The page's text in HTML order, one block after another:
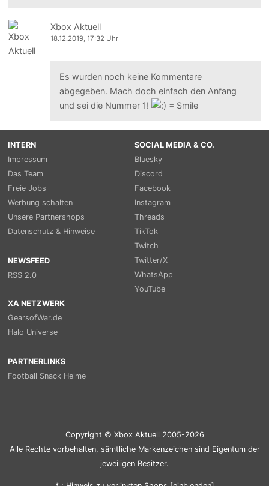
Xbox Aktuell
18.12.2019, 17:32 Uhr
Es wurden noch keine Kommentare
abgegeben. Mach doch einfach den Anfang
und sei die Nummer 1!
INTERN
Impressum
Das Team
Freie Jobs
Werbung schalten
Unsere Partnershops
Datenschutz & Hinweise
NEWSFEED
RSS 2.0
SOCIAL MEDIA & CO.
Bluesky
Discord
Facebook
Instagram
Threads
TikTok
Twitch
Twitter/X
WhatsApp
YouTube
XA NETZWERK
GearsofWar.de
Halo Universe
PARTNERLINKS
Football Snack Helme
Copyright © Xbox Aktuell 2005-2026
Alle Rechte vorbehalten, sämtliche Markenzeichen sind Eigentum der
jeweiligen Besitzer.